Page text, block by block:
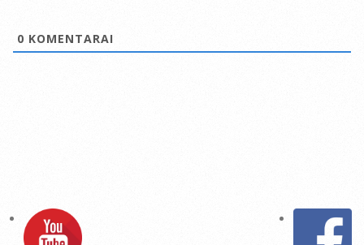
0 KOMENTARAI